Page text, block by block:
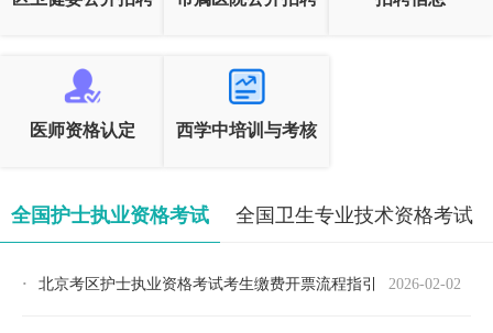
医师资格认定 西学中培训与考核
全国护士执业资格考试 全国卫生专业技术资格考试
· 北京考区护士执业资格考试考生缴费开票流程指引 2026-02-02